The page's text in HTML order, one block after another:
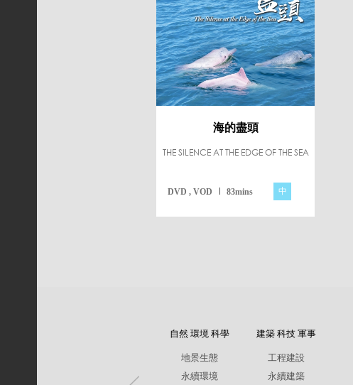
海的盡頭
THE SILENCE AT THE EDGE OF THE SEA
DVD , VOD 83mins 中
自然 環境 科學
地景生態
永續環境
建築 科技 軍事
工程建設
永續建築